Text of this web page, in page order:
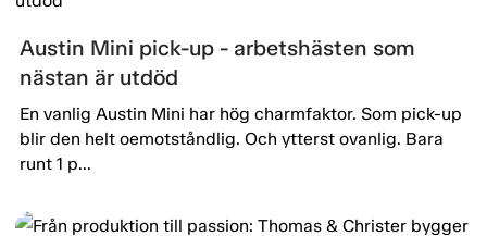
Austin Mini pick-up - arbetshästen som
nästan är utdöd
En vanlig Austin Mini har hög charmfaktor. Som pick-up
blir den helt oemotståndlig. Och ytterst ovanlig. Bara
runt 1 p...